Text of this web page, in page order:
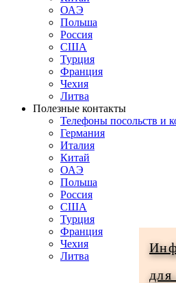
ОАЭ
Польша
Россия
США
Турция
Франция
Чехия
Литва
Полезные контакты
Телефоны посольств и
Германия
Италия
Китай
ОАЭ
Польша
Россия
США
Турция
Франция
Чехия
Литва
для